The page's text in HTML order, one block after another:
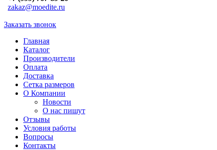
zakaz@moedite.ru
Заказать звонок
Главная
Каталог
Производители
Оплата
Доставка
Сетка размеров
О Компании
Новости
О нас пишут
Отзывы
Условия работы
Вопросы
Контакты